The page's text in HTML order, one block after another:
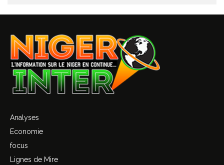
Analyses
Economie
focus
Lignes de Mire